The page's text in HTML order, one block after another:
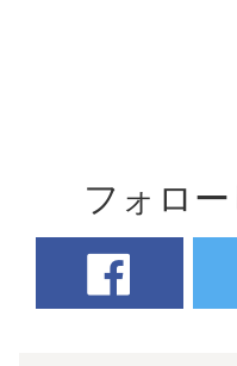
フォロ